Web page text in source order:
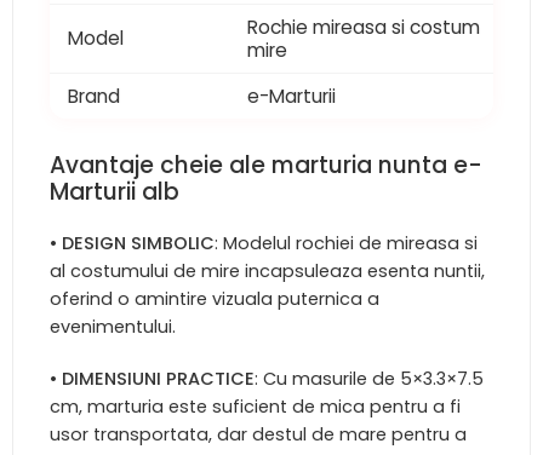
Model
Rochie mireasa si costum
mire
Brand
e-Marturii
Avantaje cheie ale marturia nunta e-
Marturii alb
• DESIGN SIMBOLIC: Modelul rochiei de mireasa si
al costumului de mire incapsuleaza esenta nuntii,
oferind o amintire vizuala puternica a
evenimentului.
• DIMENSIUNI PRACTICE: Cu masurile de 5×3.3×7.5
cm, marturia este suficient de mica pentru a fi
usor transportata, dar destul de mare pentru a